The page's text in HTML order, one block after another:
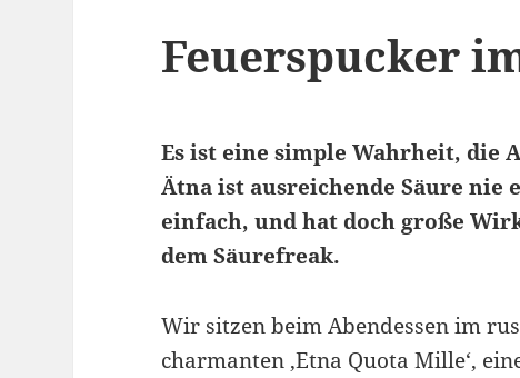
Feuerspucker
Es ist eine simple Wahrheit, die
Ätna ist ausreichende Säure nie
einfach, und hat doch große
dem Säurefreak.
Wir sitzen beim Abendessen im
charmanten ‚Etna Quota Mille‘,